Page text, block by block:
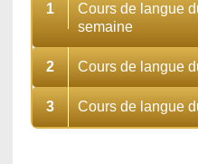
1
Cours de langue
semaine
2 Cours de langue
3 Cours de langue